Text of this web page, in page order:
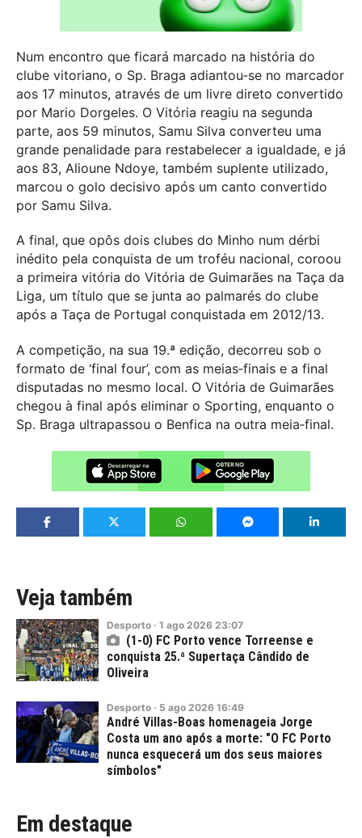
Num encontro que ficará marcado na história do
clube vitoriano, o Sp. Braga adiantou‑se no marcador
aos 17 minutos, através de um livre direto convertido
por Mario Dorgeles. O Vitória reagiu na segunda
parte, aos 59 minutos, Samu Silva converteu uma
grande penalidade para restabelecer a igualdade, e já
aos 83, Alioune Ndoye, também suplente utilizado,
marcou o golo decisivo após um canto convertido
por Samu Silva.
A final, que opôs dois clubes do Minho num dérbi
inédito pela conquista de um troféu nacional, coroou
a primeira vitória do Vitória de Guimarães na Taça da
Liga, um título que se junta ao palmarés do clube
após a Taça de Portugal conquistada em 2012/13.
A competição, na sua 19.ª edição, decorreu sob o
formato de ‘final four’, com as meias‑finais e a final
disputadas no mesmo local. O Vitória de Guimarães
chegou à final após eliminar o Sporting, enquanto o
Sp. Braga ultrapassou o Benfica na outra meia‑final.
Veja também
Desporto · 1 ago 2026 23:07
(1-0) FC Porto vence Torreense e
conquista 25.ª Supertaça Cândido de
Oliveira
Desporto · 5 ago 2026 16:49
André Villas-Boas homenageia Jorge
Costa um ano após a morte: "O FC Porto
nunca esquecerá um dos seus maiores
símbolos"
Em destaque